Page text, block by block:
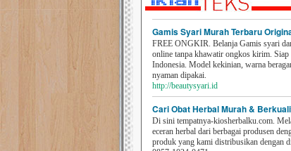
Gamis Syari Murah Terbaru
FREE ONGKIR. Belanja Gamis syari
online tanpa khawatir ongkos kirim.
Indonesia. Model kekinian, warna
nyaman dipakai.
http://beautysyari.id
Cari Obat Herbal Murah &
Di sini tempatnya-kiosherbalku.com.
eceran herbal dari berbagai produsen
produk yang kami distribusikan dengan